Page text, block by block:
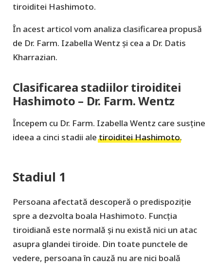
tiroiditei Hashimoto.
În acest articol vom analiza clasificarea propusă
de Dr. Farm. Izabella Wentz și cea a Dr. Datis
Kharrazian.
Clasificarea stadiilor tiroiditei
Hashimoto – Dr. Farm. Wentz
Începem cu Dr. Farm. Izabella Wentz care susține
ideea a cinci stadii aletiroiditei Hashimoto.
Stadiul 1
Persoana afectată descoperă o predispoziție
spre a dezvolta boala Hashimoto. Funcția
tiroidiană este normală și nu există nici un atac
asupra glandei tiroide. Din toate punctele de
vedere, persoana în cauză nu are nici boală